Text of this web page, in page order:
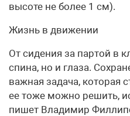
высоте не более 1 см).
Жизнь в движении
От сидения за партой в
спина, но и глаза.
важная задача, которая
ее тоже можно решить,
пишет Владимир